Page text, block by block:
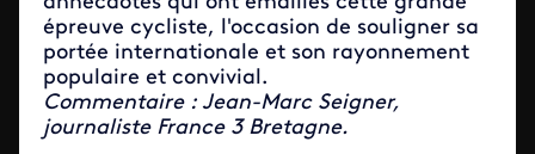
épreuve cycliste, l'occasion de souligner sa
portée internationale et son rayonnement
populaire et convivial.
Commentaire : Jean-Marc Seigner,
journaliste France 3 Bretagne.